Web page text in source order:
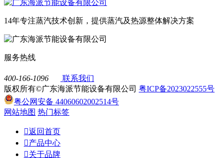
14年专注蒸汽技术创新，提供蒸汽及热源整体解决方案
服务热线
400-166-1096
联系我们
版权所有©广东海派节能设备有限公司 粤ICP备2023022555号
粤公网安备 44060602002514号
网站地图 热门标签
返回首页
产品中心
关于品牌